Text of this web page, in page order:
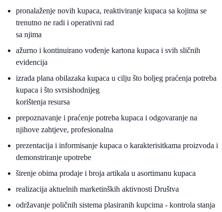
pronalaženje novih kupaca, reaktiviranje kupaca sa kojima se
trenutno ne radi i operativni rad
sa njima
ažurno i kontinuirano vođenje kartona kupaca i svih sličnih
evidencija
izrada plana obilazaka kupaca u cilju što boljeg praćenja potreba
kupaca i što svrsishodnijeg
korištenja resursa
prepoznavanje i praćenje potreba kupaca i odgovaranje na
njihove zahtjeve, profesionalna
prezentacija i informisanje kupaca o karakterisitkama proizvoda i
demonstriranje upotrebe
širenje obima prodaje i broja artikala u asortimanu kupaca
realizacija aktuelnih marketinških aktivnosti Društva
održavanje poličnih sistema plasiranih kupcima - kontrola stanja